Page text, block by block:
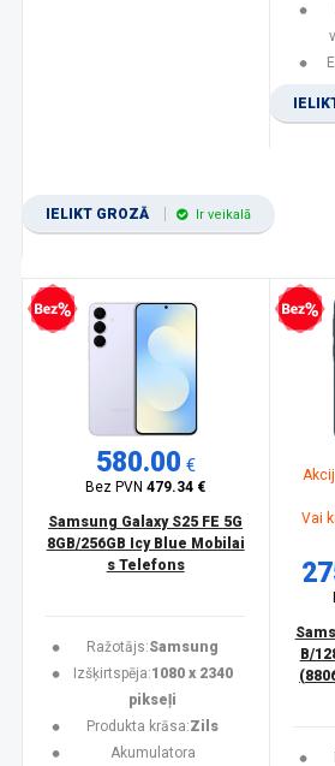
IELIKT GROZĀ Ir veikalā
kredīts
580.00 €
Bez PVN479.34 €
Samsung Galaxy S25 FE 5G
8GB/256GB Icy Blue Mobilai
s Telefons
Ražotājs:Samsung
Izšķirtspēja:1080 x 2340
pikseļi
Produkta krāsa:Zils
Akumulatora
Bezprocentu
Vai
B/